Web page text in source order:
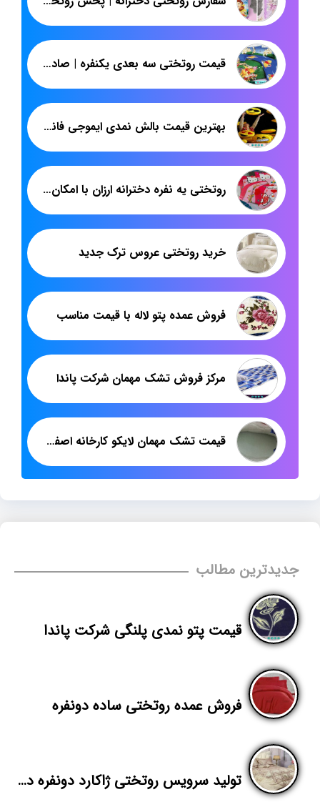
قیمت روتختی سه بعدی یکنفره | صادرات سرویس روتختی ارزان ایرانی | پاندا
بهترین قیمت بالش نمدی ایموجی فانتزی
روتختی یه نفره دخترانه ارزان با امکان خرید عمده
خرید روتختی عروس ترک جدید
فروش عمده پتو لاله با قیمت مناسب
مرکز فروش تشک مهمان شرکت پاندا
قیمت تشک مهمان لایکو کارخانه اصفهان
جدیدترین مطالب
قیمت پتو نمدی پلنگی شرکت پاندا
فروش عمده روتختی ساده دونفره
تولید سرویس روتختی ژاکارد دونفره در بازار